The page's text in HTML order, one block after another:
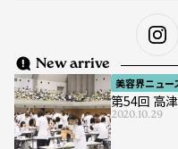
New arrive
美容界ニュー
第54回 高
2020.10.29